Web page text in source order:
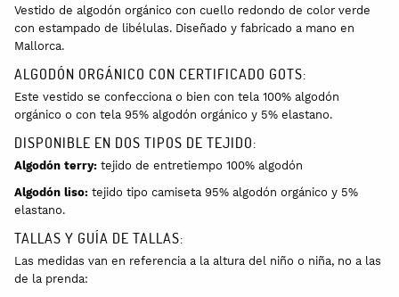
Vestido de algodón orgánico con cuello redondo de color verde
con estampado de libélulas. Diseñado y fabricado a mano en
Mallorca.
ALGODÓN ORGÁNICO CON CERTIFICADO GOTS:
Este vestido se confecciona o bien con tela 100% algodón
orgánico o con tela 95% algodón orgánico y 5% elastano.
DISPONIBLE EN DOS TIPOS DE TEJIDO:
Algodón terry: tejido de entretiempo 100% algodón
Algodón liso: tejido tipo camiseta 95% algodón orgánico y 5%
elastano.
TALLAS Y GUÍA DE TALLAS:
Las medidas van en referencia a la altura del niño o niña, no a las
de la prenda: